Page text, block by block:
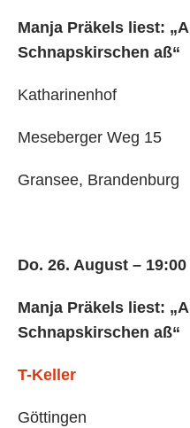
Manja Präkels liest:
Schnapskirschen aß“
Katharinenhof
Meseberger Weg 15
Gransee, Brandenburg
Do. 26. August – 19:00
Manja Präkels liest:
Schnapskirschen aß“
T-Keller
Göttingen